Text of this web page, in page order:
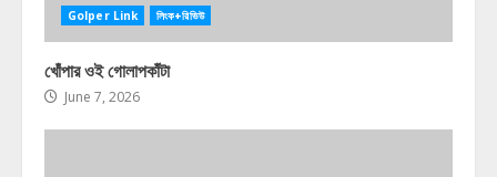
Golper Link লিংক+রিভিউ
খোঁপার ওই গোলাপকাঁটা
June 7, 2026